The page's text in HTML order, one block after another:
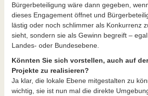
Bürgerbeteiligung wäre dann gegeben,
dieses Engagement öffnet und
lästig oder noch schlimmer als Konkurrenz
sieht, sondern sie als Gewinn begreift – egal
Landes- oder Bundesebene.
Könnten Sie sich vorstellen, auch auf
Projekte zu realisieren?
Ja klar, die lokale Ebene mitgestalten zu
wichtig, sie ist nun mal die direkte